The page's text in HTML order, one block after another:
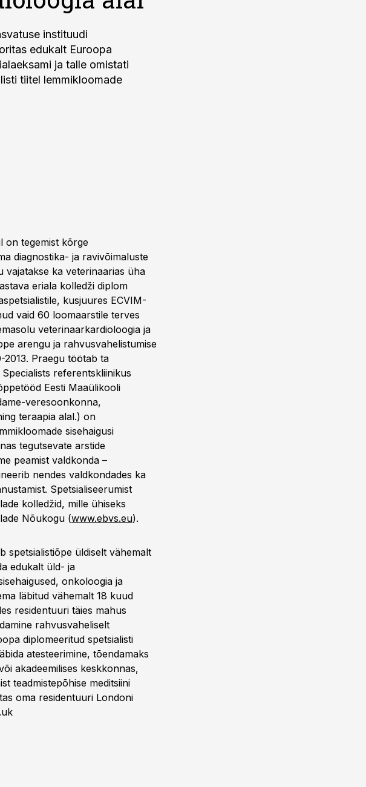
instituudi
edukalt Euroopa
ja talle omistati
tiitel lemmikloomade
on tegemist kõrge
diagnostika- ja ravivõimaluste
vajatakse ka veterinaarias üha
eriala kolledži diplom
kusjuures ECVIM-
vaid 60 loomaarstile terves
veterinaarkardioloogia ja
arengu ja rahvusvahelistumise
2013. Praegu töötab ta
referentskliinikus
Eesti Maaülikooli
veresoonkonna,
teraapia alal.) on
sisehaigusi
tegutsevate arstide
peamist valdkonda –
nendes valdkondades ka
Spetsialiseerumist
kolledžid, mille ühiseks
Nõukogu (www.ebvs.eu).
spetsialistiõpe üldiselt vähemalt
edukalt üld- ja
onkoloogia ja
läbitud vähemalt 18 kuud
residentuuri täies mahus
rahvusvaheliselt
diplomeeritud spetsialisti
atesteerimine, tõendamaks
akadeemilises keskkonnas,
teadmistepõhise meditsiini
oma residentuuri Londoni